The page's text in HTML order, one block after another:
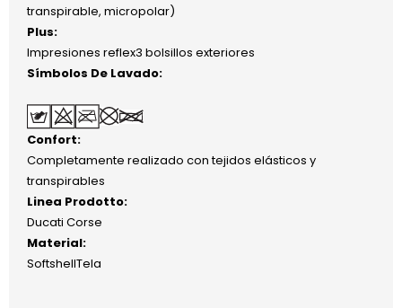
transpirable, micropolar)
Plus:
Impresiones reflex3 bolsillos exteriores
Símbolos De Lavado:
Confort:
Completamente realizado con tejidos elásticos y
transpirables
Linea Prodotto:
Ducati Corse
Material:
SoftshellTela